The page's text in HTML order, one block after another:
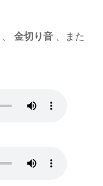
金切り音 、また